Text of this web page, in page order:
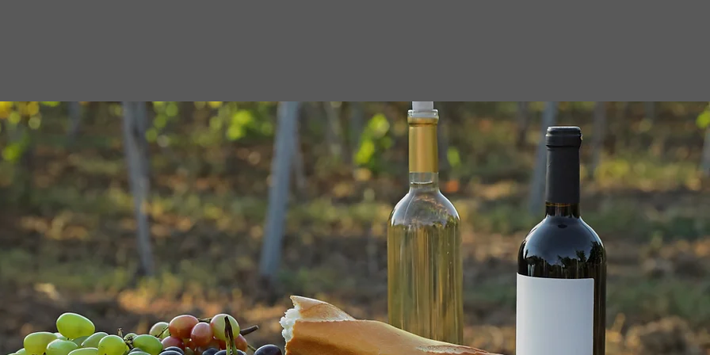
HOME FEELS LIKE
HOME
See Our Commitments to You, Here